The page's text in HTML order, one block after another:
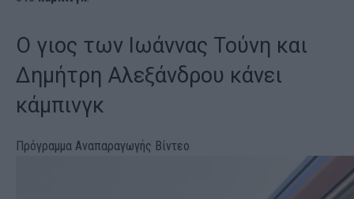
Ο γιος των Ιωάννας Τούνη και
Δημήτρη Αλεξάνδρου κάνει
κάμπινγκ
Πρόγραμμα Αναπαραγωγής Βίντεο